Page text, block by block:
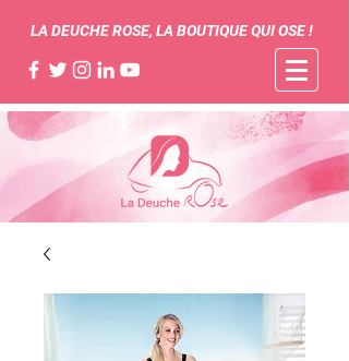
LA DEUCHE ROSE, LA BOUTIQUE QUI OSE !